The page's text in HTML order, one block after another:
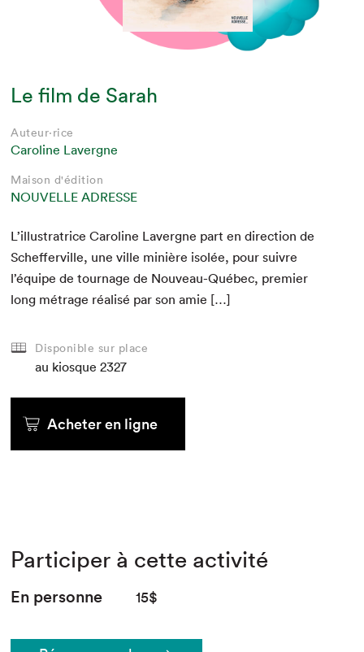
Le film de Sarah
Auteur·rice
Caroline Lavergne
Maison d'édition
NOUVELLE ADRESSE
L’illustratrice Car­o­line Lavergne part en direc­tion de
Schef­ferville, une ville minière isolée, pour suiv­re
l’équipe de tour­nage de Nou­veau-Québec, pre­mier
long métrage réal­isé par son amie […]
Disponible sur place
au kiosque 2327
Acheter en ligne
Participer à cette activité
En personne 15$